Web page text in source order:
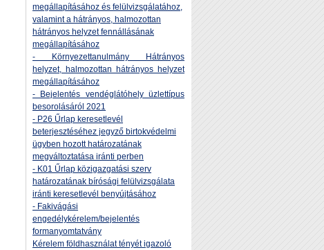
megállapításához és felülvizsgálatához,
valamint a hátrányos, halmozottan
hátrányos helyzet fennállásának
megállapításához
- Környezettanulmány Hátrányos
helyzet, halmozottan hátrányos helyzet
megállapításához
- Bejelentés vendéglátóhely üzlettípus
besorolásáról 2021
- P26 Űrlap keresetlevél
beterjesztéséhez jegyző birtokvédelmi
ügyben hozott határozatának
megváltoztatása iránti perben
- K01 Űrlap közigazgatási szerv
határozatának bírósági felülvizsgálata
iránti keresetlevél benyújtásához
- Fakivágási
engedélykérelem/bejelentés
formanyomtatvány
Kérelem földhasználat tényét igazoló